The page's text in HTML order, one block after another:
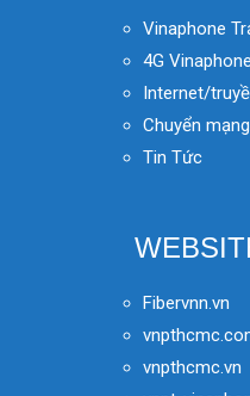
Vinaphone
4G Vinaphone
Internet/
Chuyển
Tin Tức
Fibervnn.vn
vnpthcmc.vn